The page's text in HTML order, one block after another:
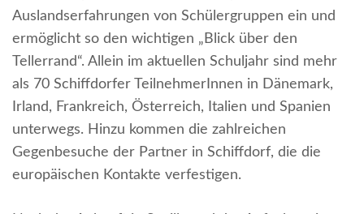
Auslandserfahrungen von Schülergruppen ein und
ermöglicht so den wichtigen „Blick über den
Tellerrand“. Allein im aktuellen Schuljahr sind mehr
als 70 Schiffdorfer TeilnehmerInnen in Dänemark,
Irland, Frankreich, Österreich, Italien und Spanien
unterwegs. Hinzu kommen die zahlreichen
Gegenbesuche der Partner in Schiffdorf, die die
europäischen Kontakte verfestigen.